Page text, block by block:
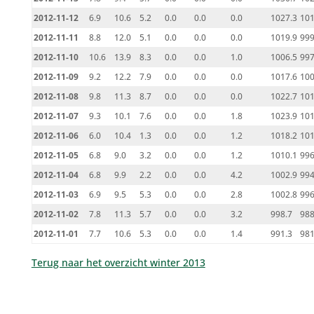
2012-11-12
6.9 10.6 5.2 0.0 0.0 0.0 1027.3
2012-11-11
8.8 12.0 5.1 0.0 0.0 0.0 1019.9
2012-11-10
10.6 13.9 8.3 0.0 0.0 1.0 1006.5
2012-11-09
9.2 12.2 7.9 0.0 0.0 0.0 1017.6
2012-11-08
9.8 11.3 8.7 0.0 0.0 0.0 1022.7
2012-11-07
9.3 10.1 7.6 0.0 0.0 1.8 1023.9
2012-11-06
6.0 10.4 1.3 0.0 0.0 1.2 1018.2
2012-11-05
6.8 9.0 3.2 0.0 0.0 1.2 1010.1
2012-11-04
6.8 9.9 2.2 0.0 0.0 4.2 1002.9
2012-11-03
6.9 9.5 5.3 0.0 0.0 2.8 1002.8
2012-11-02
7.8 11.3 5.7 0.0 0.0 3.2 998.7
2012-11-01
7.7 10.6 5.3 0.0 0.0 1.4 991.3
Terug naar het overzicht winter 2013